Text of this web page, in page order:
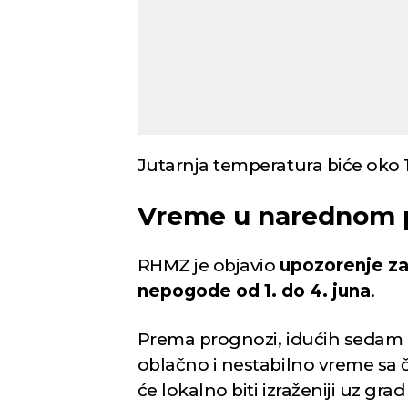
Jutarnja temperatura biće oko
Vreme u narednom
RHMZ je objavio upozorenje
nepogode od 1. do 4. juna.
Prema prognozi, idućih
oblačno i nestabilno vreme sa
će lokalno biti izraženiji uz
Vedro nebo
27
°C
Max temp:35
Vlažnost:47 %